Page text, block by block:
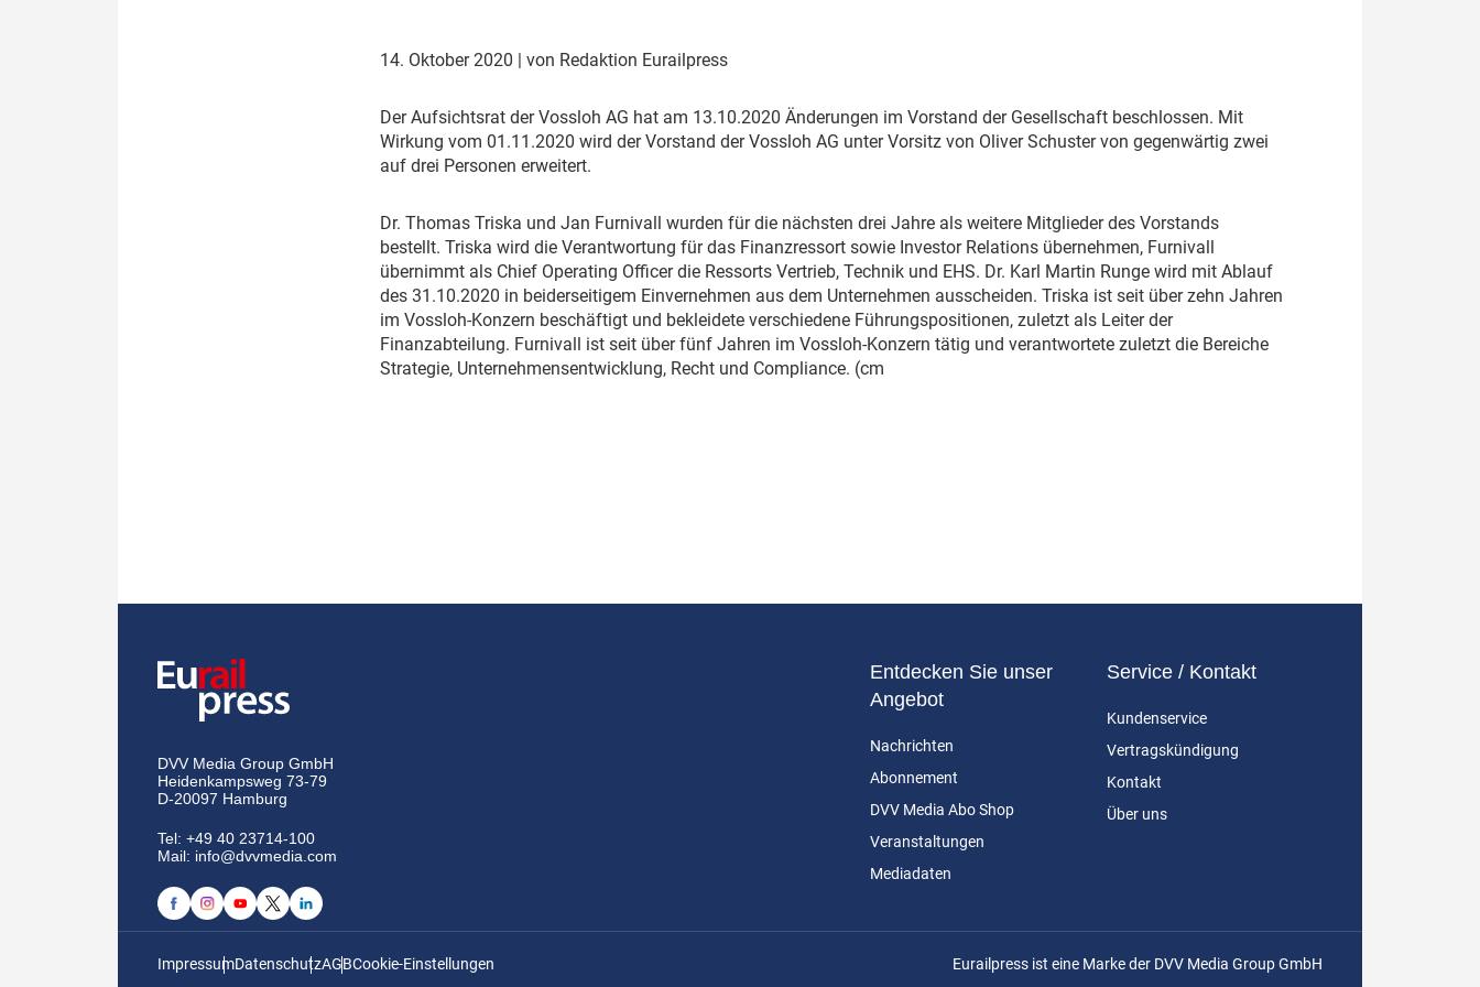
Marktplatz: Wer macht was?
Dossier: Generalsanierung
Infrastruktur & Ausrüstung
ÖPNV
14. Oktober 2020 | von Redaktion Eurailpress
Der Aufsichtsrat der Vossloh AG hat am 13.10.2020 Änderungen im Vorstand der Gesellschaft beschlossen. Mit
Wirkung vom 01.11.2020 wird der Vorstand der Vossloh AG unter Vorsitz von Oliver Schuster von gegenwärtig zwei
auf drei Personen erweitert.
Dr. Thomas Triska und Jan Furnivall wurden für die nächsten drei Jahre als weitere Mitglieder des Vorstands
bestellt. Triska wird die Verantwortung für das Finanzressort sowie Investor Relations übernehmen, Furnivall
übernimmt als Chief Operating Officer die Ressorts Vertrieb, Technik und EHS. Dr. Karl Martin Runge wird mit Ablauf
des 31.10.2020 in beiderseitigem Einvernehmen aus dem Unternehmen ausscheiden. Triska ist seit über zehn Jahren
im Vossloh-Konzern beschäftigt und bekleidete verschiedene Führungspositionen, zuletzt als Leiter der
Finanzabteilung. Furnivall ist seit über fünf Jahren im Vossloh-Konzern tätig und verantwortete zuletzt die Bereiche
Strategie, Unternehmensentwicklung, Recht und Compliance. (cm
DVV Media Group GmbH
Heidenkampsweg 73-79
D-20097 Hamburg
Tel: +49 40 23714-100
Mail: info@dvvmedia.com
Entdecken Sie unser
Angebot
Nachrichten
Abonnement
DVV Media Abo Shop
Veranstaltungen
Mediadaten
Service / Kontakt
Kundenservice
Vertragskündigung
Kontakt
Über uns
ImpressumDatenschutzAGBCookie-Einstellungen Eurailpress ist eine Marke der DVV Media Group GmbH